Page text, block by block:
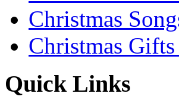
Christmas
Christmas
Quick Links